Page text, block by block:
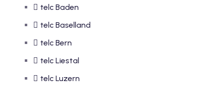
telc Baden
telc Baselland
telc Bern
telc Liestal
telc Luzern